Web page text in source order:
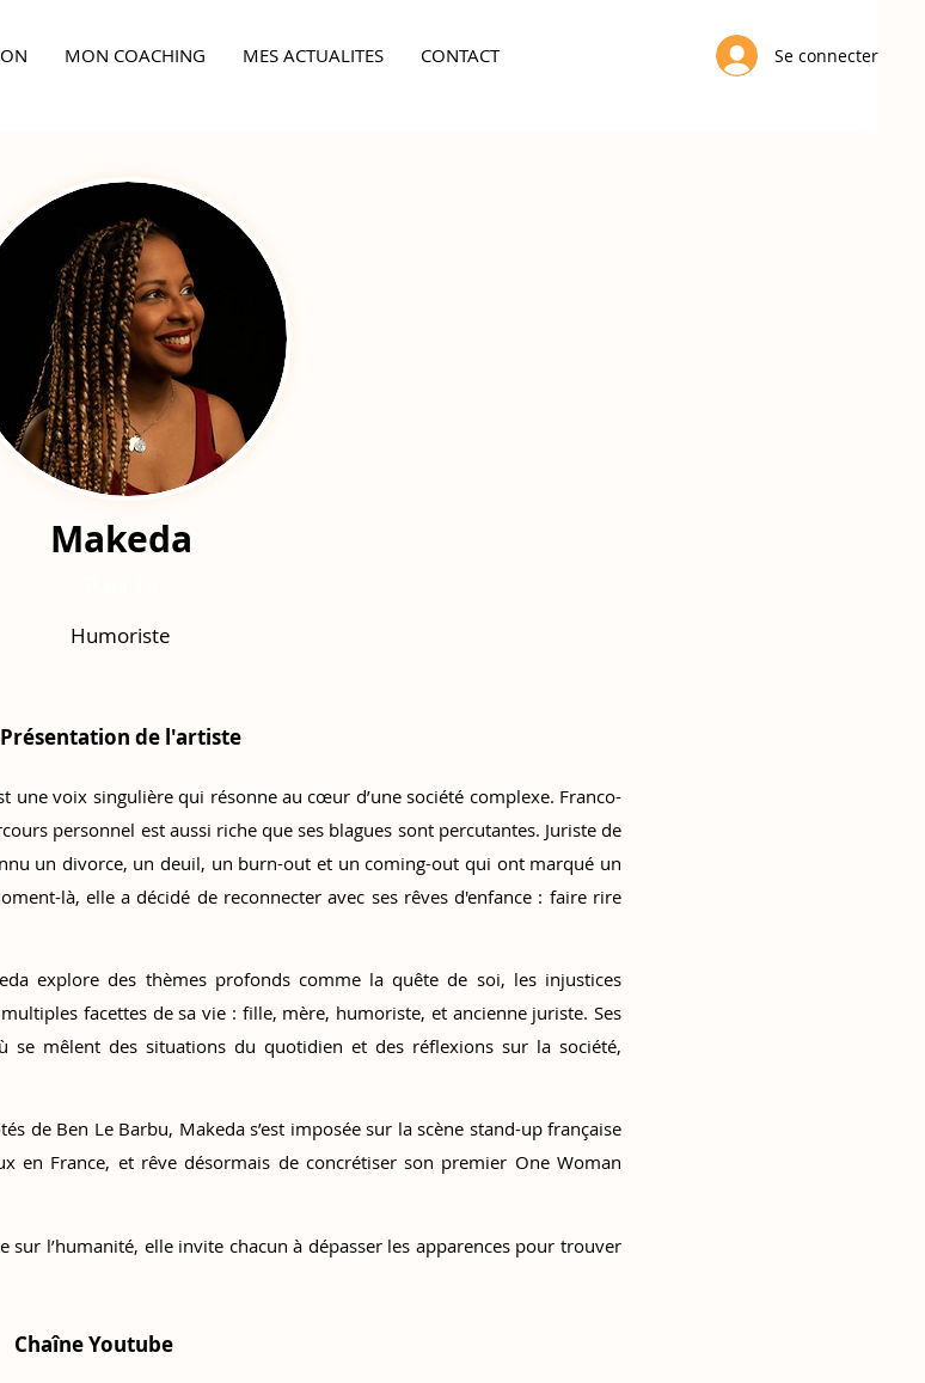
MON COACHING MES ACTUALITES CONTACT Se connecter
Makeda
Humoriste
Présentation de l'artiste
une voix singulière qui résonne au cœur d’une société complexe. Franco-
personnel est aussi riche que ses blagues sont percutantes. Juriste de
un divorce, un deuil, un burn-out et un coming-out qui ont marqué un
là, elle a décidé de reconnecter avec ses rêves d'enfance : faire rire
explore des thèmes profonds comme la quête de soi, les injustices
facettes de sa vie : fille, mère, humoriste, et ancienne juriste. Ses
se mêlent des situations du quotidien et des réflexions sur la société,
de Ben Le Barbu, Makeda s’est imposée sur la scène stand-up française
en France, et rêve désormais de concrétiser son premier One Woman
l’humanité, elle invite chacun à dépasser les apparences pour trouver
Chaîne Youtube